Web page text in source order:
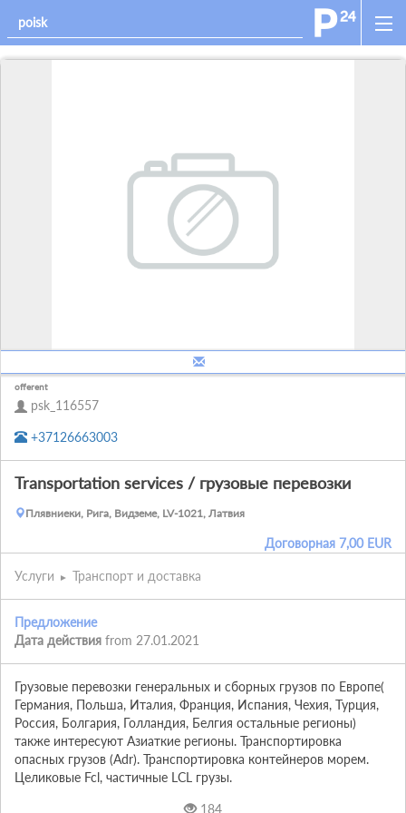
offerent
psk_116557
+37126663003
Transportation services / грузовые перевозки
Плявниеки, Рига, Видземе, LV-1021, Латвия
Договорная 7,00 EUR
Услуги Транспорт и доставка
Предложение
Дата действия from 27.01.2021
Грузовые перевозки генеральных и сборных грузов по Европе(
Германия, Польша, Италия, Франция, Испания, Чехия, Турция,
Россия, Болгария, Голландия, Белгия остальные регионы)
также интересуют Азиаткие регионы. Транспортировка
опасных грузов (Adr). Транспортировка контейнеров морем.
Целиковые Fcl, частичные LCL грузы.
184